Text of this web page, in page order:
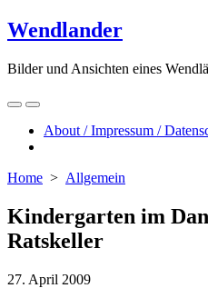
Skip
to
Wendlander
Bilder und Ansichten eines
Search
Toggle
Menu
About / Impressum /
Home > Allgemein
Kindergarten im
Ratskeller
Published
27. April 2009